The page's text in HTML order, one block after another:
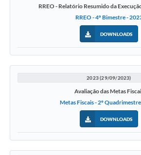
RREO - Relatório Resumido da
RREO - 4º Bimestre -
DOWNLOADS
2023 (29/09/2023)
Avaliação das Metas
Metas Fiscais - 2º
DOWNLOADS